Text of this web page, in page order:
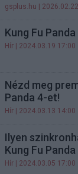
gsplus.hu |
Kung Fu
Hír | 2024.03.19 17:00
Nézd meg
Panda 4-et!
Hír | 2024.03.13 14:00
Ilyen
Kung Fu Panda
Hír | 2024.03.05 17:00